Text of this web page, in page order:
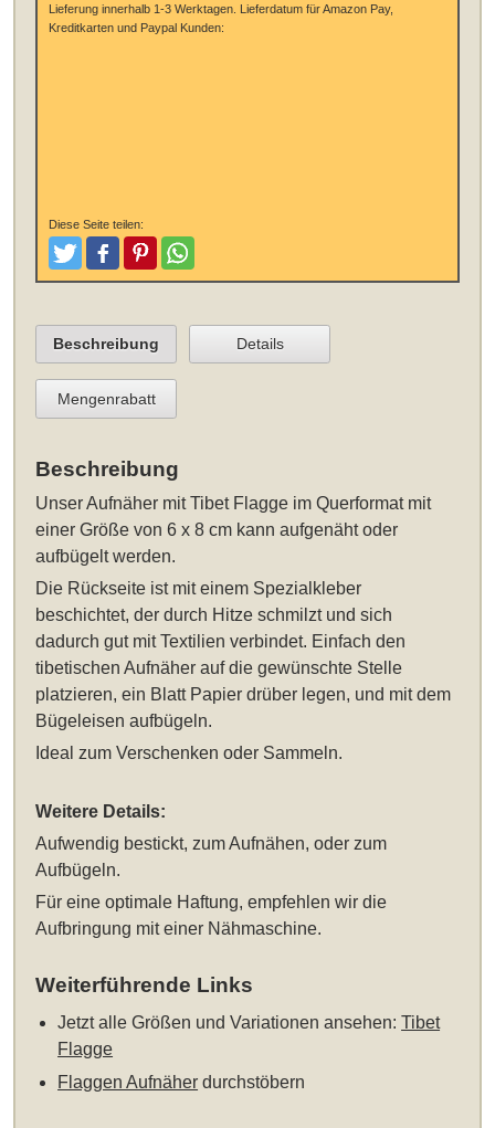
Lieferung innerhalb 1-3 Werktagen. Lieferdatum für Amazon Pay,
Kreditkarten und Paypal Kunden:
Diese Seite teilen:
TweetenPostenPinterestTeilen
Beschreibung Details
Mengenrabatt
Beschreibung
UnserAufnäher mit Tibet Flagge im Querformat mit
einer Größe von 6 x 8 cm kann aufgenäht oder
aufbügelt werden.
Die Rückseite ist mit einem Spezialkleber
beschichtet, der durch Hitze schmilzt und sich
dadurch gut mit Textilien verbindet. Einfach den
tibetischen Aufnäher auf die gewünschte Stelle
platzieren, ein Blatt Papier drüber legen, und mit dem
Bügeleisen aufbügeln.
Ideal zum Verschenken oder Sammeln.
Weitere Details:
Aufwendig bestickt, zum Aufnähen, oder zum
Aufbügeln.
Für eine optimale Haftung, empfehlen wir die
Aufbringung mit einer Nähmaschine.
Weiterführende Links
Jetzt alle Größen und Variationen ansehen:Tibet
Flagge
Flaggen Aufnäher durchstöbern